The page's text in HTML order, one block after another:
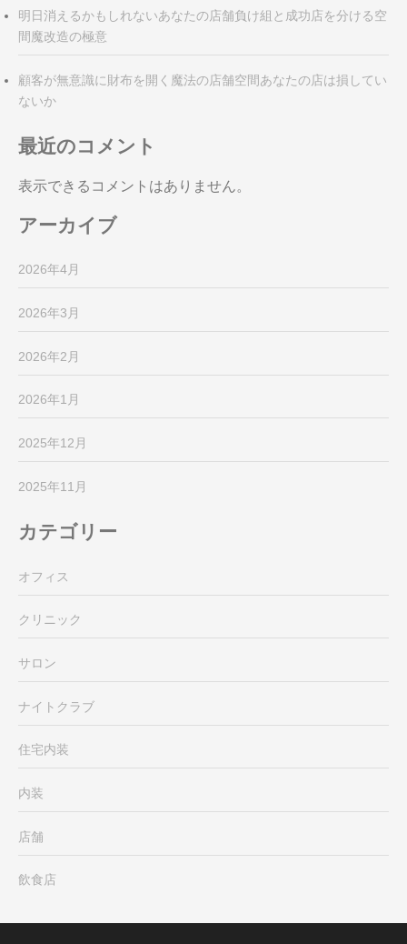
明日消えるかもしれないあなたの店舗負け組と成功店を分ける空
間魔改造の極意
顧客が無意識に財布を開く魔法の店舗空間あなたの店は損してい
ないか
最近のコメント
表示できるコメントはありません。
アーカイブ
2026年4月
2026年3月
2026年2月
2026年1月
2025年12月
2025年11月
カテゴリー
オフィス
クリニック
サロン
ナイトクラブ
住宅内装
内装
店舗
飲食店